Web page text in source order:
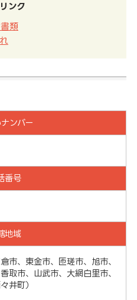
ンク
類
ンバー
番号
地域
市、東金市、匝瑳市、旭市、
取市、山武市、大網白里市、
井町）